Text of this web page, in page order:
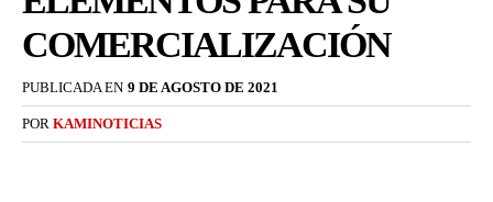
COMERCIALIZACIÓN
PUBLICADA EN 9 DE AGOSTO DE 2021
POR KAMINOTICIAS